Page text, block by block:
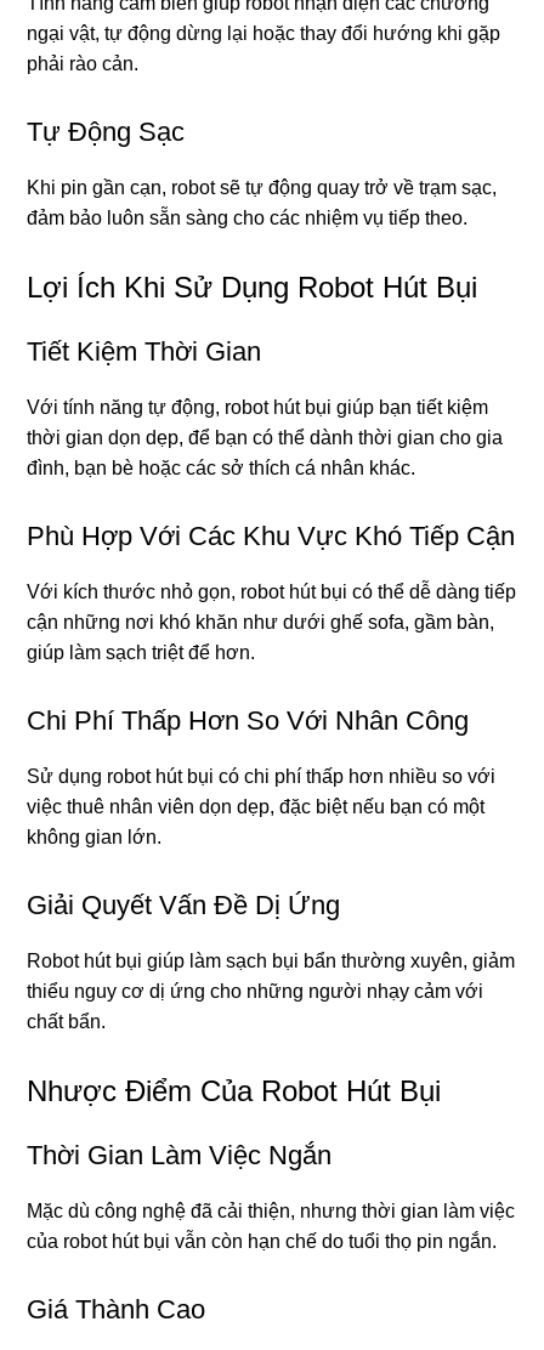
ngại vật, tự động dừng lại hoặc thay đổi hướng khi gặp
phải rào cản.
Tự Động Sạc
Khi pin gần cạn, robot sẽ tự động quay trở về trạm sạc,
đảm bảo luôn sẵn sàng cho các nhiệm vụ tiếp theo.
Lợi Ích Khi Sử Dụng Robot Hút Bụi
Tiết Kiệm Thời Gian
Với tính năng tự động, robot hút bụi giúp bạn tiết kiệm
thời gian dọn dẹp, để bạn có thể dành thời gian cho gia
đình, bạn bè hoặc các sở thích cá nhân khác.
Phù Hợp Với Các Khu Vực Khó Tiếp Cận
Với kích thước nhỏ gọn, robot hút bụi có thể dễ dàng tiếp
cận những nơi khó khăn như dưới ghế sofa, gầm bàn,
giúp làm sạch triệt để hơn.
Chi Phí Thấp Hơn So Với Nhân Công
Sử dụng robot hút bụi có chi phí thấp hơn nhiều so với
việc thuê nhân viên dọn dẹp, đặc biệt nếu bạn có một
không gian lớn.
Giải Quyết Vấn Đề Dị Ứng
Robot hút bụi giúp làm sạch bụi bẩn thường xuyên, giảm
thiểu nguy cơ dị ứng cho những người nhạy cảm với
chất bẩn.
Nhược Điểm Của Robot Hút Bụi
Thời Gian Làm Việc Ngắn
Mặc dù công nghệ đã cải thiện, nhưng thời gian làm việc
của robot hút bụi vẫn còn hạn chế do tuổi thọ pin ngắn.
Giá Thành Cao